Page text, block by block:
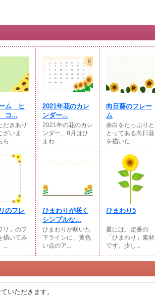
ム ヒ
コ...
だきあり
ざいま
ら...
2021年花のカレ
ンダー...
2021年の花のカレ
ンダー、8月はひ
まわ...
向日葵のフレー
ム
余白をたっぷりと
とってある向日葵
を描いた...
のフレ
リ」のフ
描いてみ
...
ひまわりが咲く
シンプルな...
ひまわりが咲いた
下ラインに、黄色
い点のア...
ひまわり5
夏には、定番の
「ひまわり」素材
です。少し...
いただきます。